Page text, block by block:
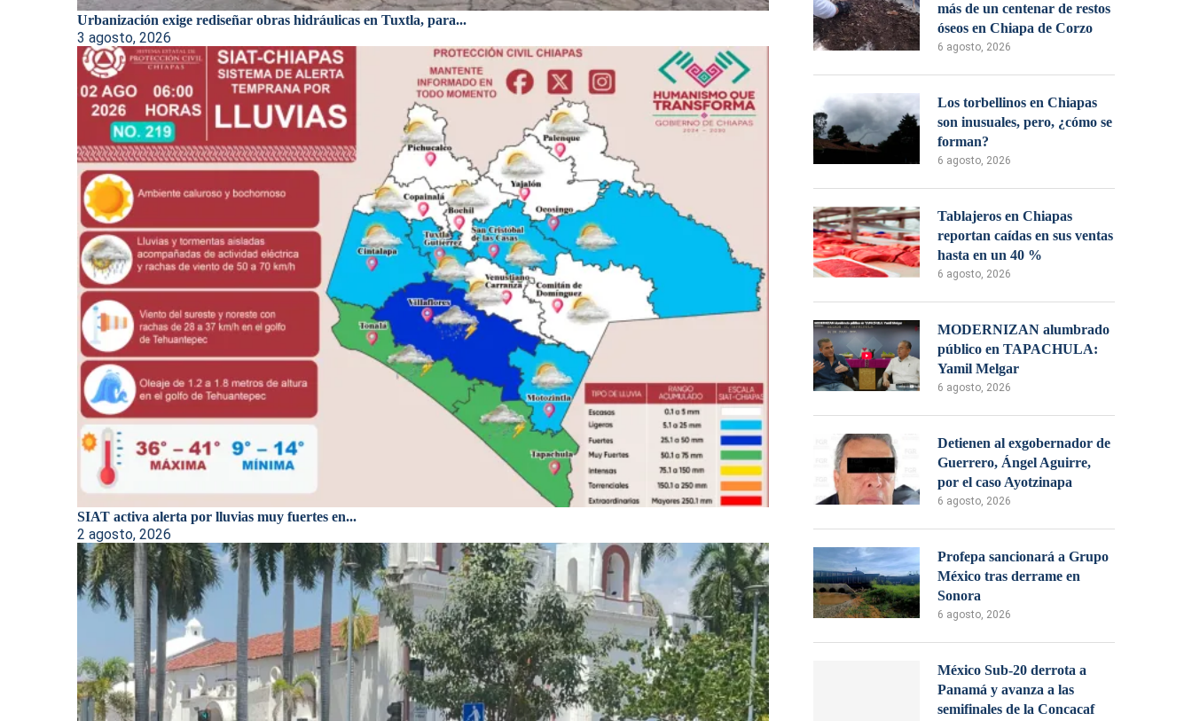
Urbanización exige rediseñar obras hidráulicas en Tuxtla, para...
3 agosto, 2026
SIAT activa alerta por lluvias muy fuertes en...
2 agosto, 2026
más de un centenar de restos
óseos en Chiapa de Corzo
6 agosto, 2026
Los torbellinos en Chiapas
son inusuales, pero, ¿cómo se
forman?
6 agosto, 2026
Tablajeros en Chiapas
reportan caídas en sus ventas
hasta en un 40 %
6 agosto, 2026
MODERNIZAN alumbrado
público en TAPACHULA:
Yamil Melgar
6 agosto, 2026
Detienen al exgobernador de
Guerrero, Ángel Aguirre,
por el caso Ayotzinapa
6 agosto, 2026
Profepa sancionará a Grupo
México tras derrame en
Sonora
6 agosto, 2026
México Sub-20 derrota a
Panamá y avanza a las
semifinales de la Concacaf